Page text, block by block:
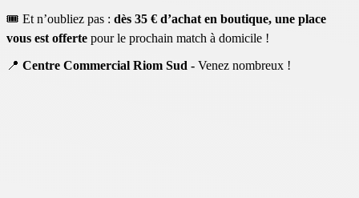
🎟️ Et n’oubliez pas : dès 35 € d’achat en boutique, une place
vous est offerte pour le prochain match à domicile !
📍 Centre Commercial Riom Sud - Venez nombreux !